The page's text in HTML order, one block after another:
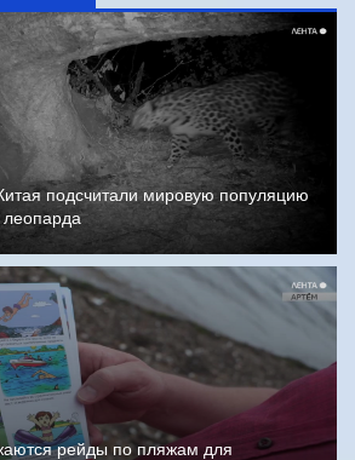
подсчитали мировую популяцию
леопарда
рейды по пляжам для